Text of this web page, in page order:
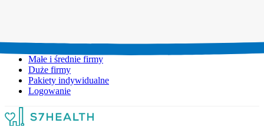
Małe i średnie firmy
Duże firmy
Pakiety indywidualne
Logowanie